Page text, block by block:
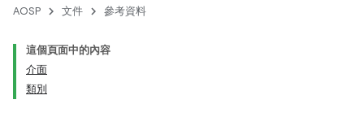
AOSP 文件 參考資料
這個頁面中的內容
介面
類別